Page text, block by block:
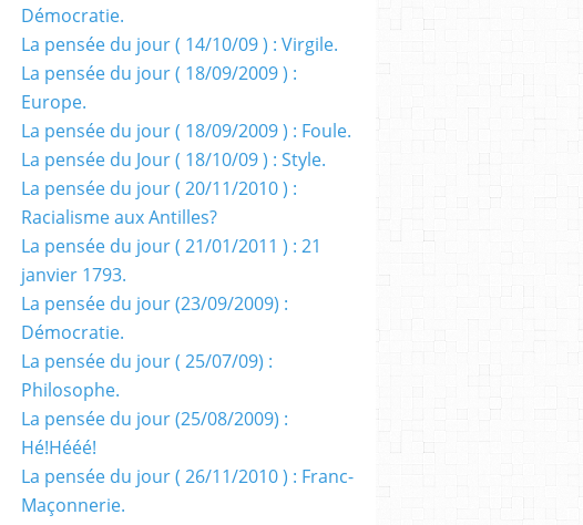
Démocratie.
La pensée du jour ( 14/10/09 ) : Virgile.
La pensée du jour ( 18/09/2009 ) :
Europe.
La pensée du jour ( 18/09/2009 ) : Foule.
La pensée du Jour ( 18/10/09 ) : Style.
La pensée du jour ( 20/11/2010 ) :
Racialisme aux Antilles?
La pensée du jour ( 21/01/2011 ) : 21
janvier 1793.
La pensée du jour (23/09/2009) :
Démocratie.
La pensée du jour ( 25/07/09) :
Philosophe.
La pensée du jour (25/08/2009) :
Hé!Hééé!
La pensée du jour ( 26/11/2010 ) : Franc-
Maçonnerie.